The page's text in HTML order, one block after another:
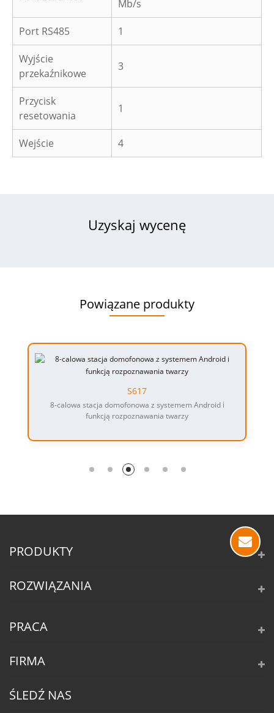
Mb/s
Port RS485 1
Wyjście
przekaźnikowe
3
Przycisk
resetowania
1
Wejście 4
Uzyskaj wycenę
Powiązane produkty
S617
8-calowa stacja domofonowa z systemem Android i
funkcją rozpoznawania twarzy
PRODUKTY
ROZWIĄZANIA
PRACA
FIRMA
ŚLEDŹ NAS